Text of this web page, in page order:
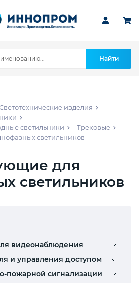
Найти
изделия
светильники
Трековые
светильников
для
светильников
видеонаблюдения
и управления доступом
пожарной сигнализации